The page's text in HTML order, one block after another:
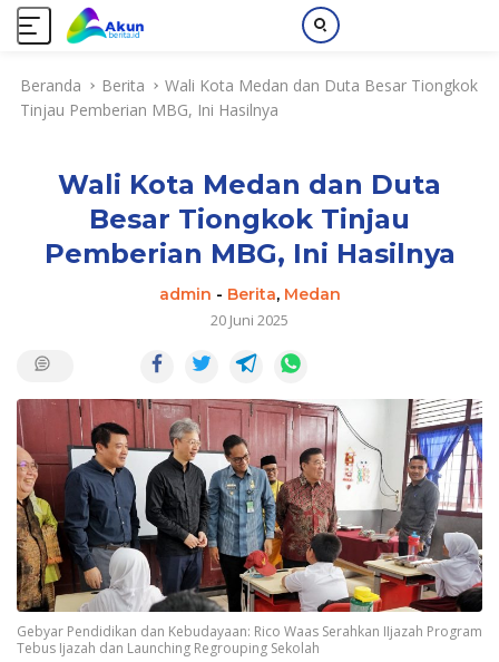
Beranda Berita
Wali Kota Medan dan Duta Besar Tiongkok
Tinjau Pemberian MBG, Ini Hasilnya
Wali Kota Medan dan Duta
Besar Tiongkok Tinjau
Pemberian MBG, Ini Hasilnya
admin - Berita, Medan
20 Juni 2025
Gebyar Pendidikan dan Kebudayaan: Rico Waas Serahkan IIjazah Program
Tebus Ijazah dan Launching Regrouping Sekolah